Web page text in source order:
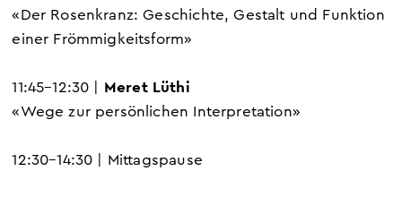
«Der Rosenkranz: Geschichte, Gestalt und Funktion
einer Frömmigkeitsform»
11:45–12:30 | Meret Lüthi
«Wege zur persönlichen Interpretation»
12:30–14:30 | Mittagspause